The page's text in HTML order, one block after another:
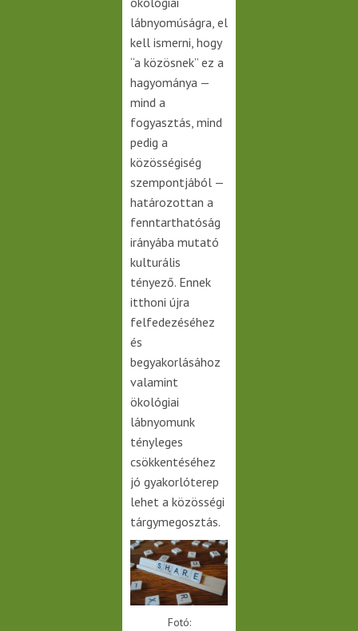
lábnyomúságra, el
kell ismerni, hogy
“a közösnek” ez a
hagyománya —
mind a
fogyasztás, mind
pedig a
közösségiség
szempontjából —
határozottan a
fenntarthatóság
irányába mutató
kulturális
tényező. Ennek
itthoni újra
felfedezéséhez
és
begyakorlásához
valamint
ökológiai
lábnyomunk
tényleges
csökkentéséhez
jó gyakorlóterep
lehet a közösségi
tárgymegosztás.
Fotó: